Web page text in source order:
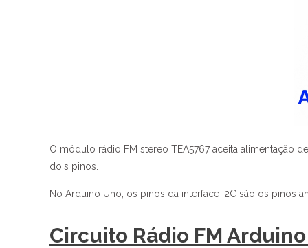
O módulo rádio FM stereo TEA5767 aceita alimentação
dois pinos.
No Arduino Uno, os pinos da interface I2C são os pinos
Circuito Rádio FM